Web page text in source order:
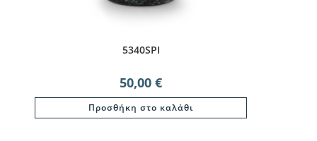
5340SPI
50,00 €
Προσθήκη στο καλάθι